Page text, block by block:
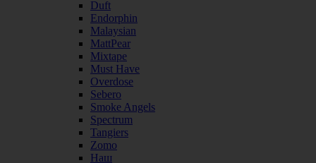
Duft
Endorphin
Malaysian
MattPear
Mixtape
Must Have
Overdose
Sebero
Smoke Angels
Spectrum
Tangiers
Zomo
Наш